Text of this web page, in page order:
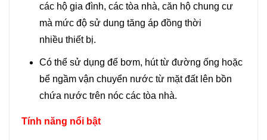
các hộ gia đình, các tòa nhà, căn hộ chung cư
mà mức độ sử dung tăng áp đồng thời
nhiều thiết bị.
Có thể sử dụng để bơm, hút từ đường ống hoặc
bể ngầm vận chuyển nước từ mặt đất lên bồn
chứa nước trên nóc các tòa nhà.
Tính năng nổi bật